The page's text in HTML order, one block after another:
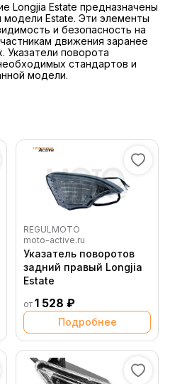
Longjia Estate предназначены
модели Estate. Эти элементы
и безопасность на
движения заранее
Указатели поворота
стандартов и
модели.
REGULMOTO
moto-active.ru
Указатель поворотов
задний правый Longjia
Estate
от 1 528 ₽
Подробнее